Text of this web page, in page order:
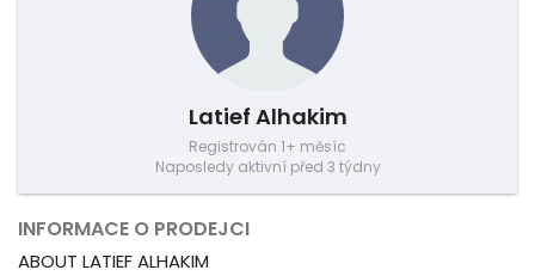
Latief Alhakim
Registrován 1+ měsíc
Naposledy aktivní před 3 týdny
INFORMACE O PRODEJCI
ABOUT LATIEF ALHAKIM